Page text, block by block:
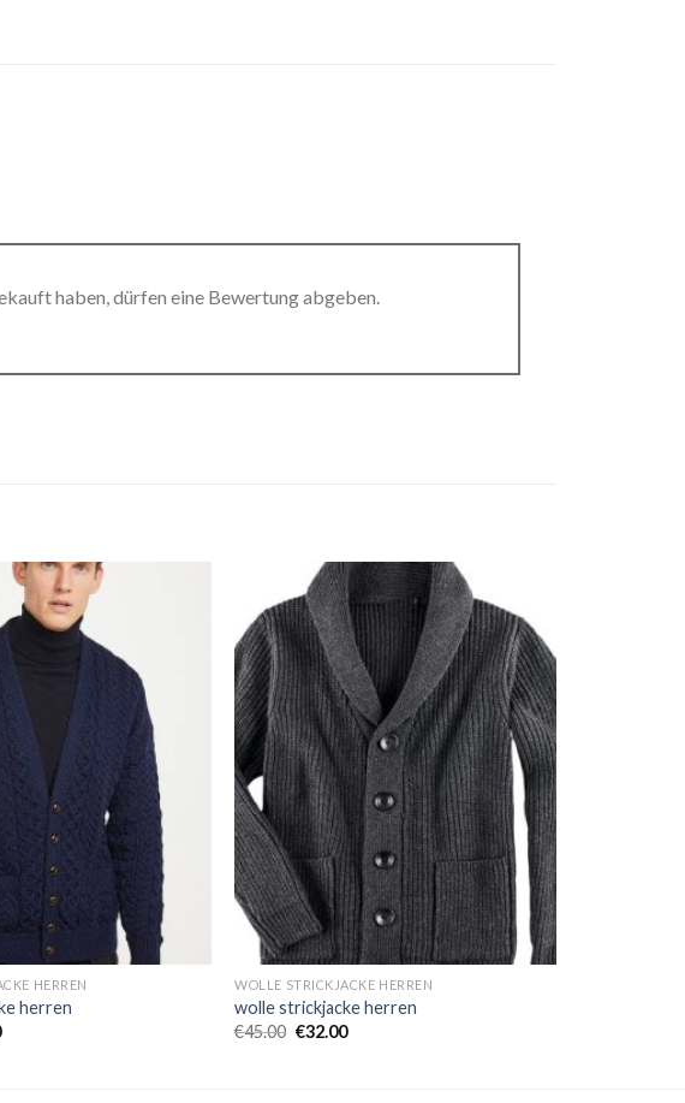
haben, dürfen eine Bewertung abgeben.
HERREN
herren
WOLLE STRICKJACKE HERREN
wolle strickjacke herren
€45.00 €32.00